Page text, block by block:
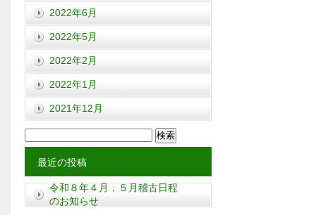
2022年6月
2022年5月
2022年2月
2022年1月
2021年12月
索:
最近の投稿
令和８年４月，５月稽古日程
のお知らせ